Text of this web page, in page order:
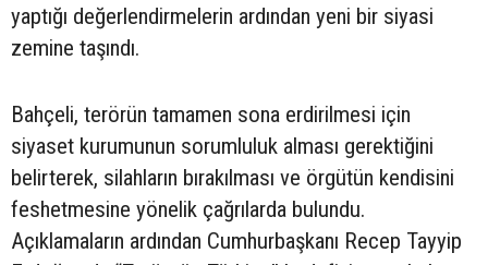
yaptığı değerlendirmelerin ardından yeni bir siyasi
zemine taşındı.
Bahçeli, terörün tamamen sona erdirilmesi için
siyaset kurumunun sorumluluk alması gerektiğini
belirterek, silahların bırakılması ve örgütün kendisini
feshetmesine yönelik çağrılarda bulundu.
Açıklamaların ardından Cumhurbaşkanı Recep Tayyip